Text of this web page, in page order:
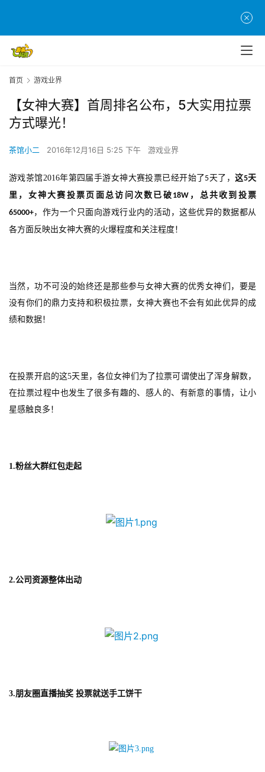
首页 游戏业界
【女神大赛】首周排名公布，5大实用拉票
方式曝光！
茶馆小二 2016年12月16日 5:25 下午 游戏业界
游戏茶馆2016年第四届手游女神大赛投票已经开始了5天了，这5天
里，女神大赛投票页面总访问次数已破 18W，总共收到投票
65000+，作为一个只面向游戏行业内的活动，这些优异的数据都从
各方面反映出女神大赛的火爆程度和关注程度！
当然，功不可没的始终还是那些参与女神大赛的优秀女神们，要是
没有你们的鼎力支持和积极拉票，女神大赛也不会有如此优异的成
绩和数据！
在投票开启的这5天里，各位女神们为了拉票可谓使出了浑身解数，
在拉票过程中也发生了很多有趣的、感人的、有新意的事情，让小
星感触良多！
1.粉丝大群红包走起
2.公司资源整体出动
3.朋友圈直播抽奖 投票就送手工饼干